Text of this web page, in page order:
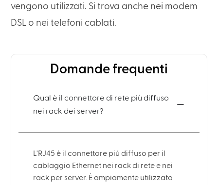
vengono utilizzati. Si trova anche nei modem
DSL o nei telefoni cablati.
Domande frequenti
Qual è il connettore di rete più diffuso
nei rack dei server?
L'RJ45 è il connettore più diffuso per il
cablaggio Ethernet nei rack di rete e nei
rack per server. È ampiamente utilizzato